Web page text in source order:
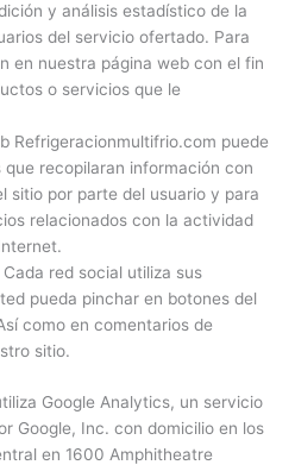
y análisis estadístico de la
del servicio ofertado. Para
en nuestra página web con el fin
o servicios que le
Refrigeracionmultifrio.com puede
recopilaran información con
sitio por parte del usuario y para
relacionados con la actividad
Cada red social utiliza sus
pueda pinchar en botones del
como en comentarios de
sitio.
Google Analytics, un servicio
Google, Inc. con domicilio en los
en 1600 Amphitheatre